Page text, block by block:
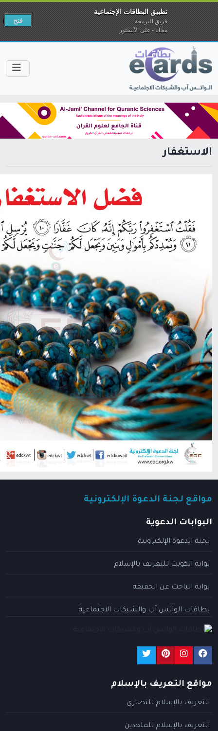
الاستغفار
مواقع لجنة الدعوة الإلكترونية
البوابات الدعوية
لجنة الدعوة الإلكترونية
بوابة الكويت للتعريف بالإسلام
بوابة الباحث عن الحقيقة
بطاقات الواتس آب والشبكات الاجتماعية
مواقع التعريف بالإسلام
التعريف بالإسلام للنصارى
التعريف بالإسلام للملحدين
تطبيق البطاقات الإجتماعية
فريق البرمجة
مجانا - على الآبستور
فتح